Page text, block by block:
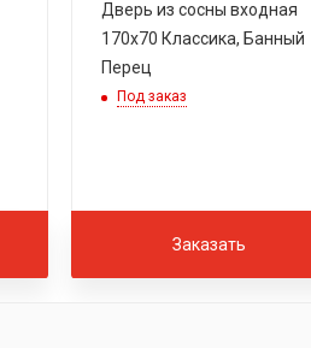
Дверь из сосны входная
170х70 Классика, Банный
Перец
Под заказ
Заказать